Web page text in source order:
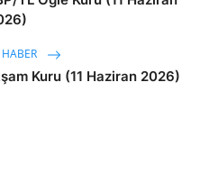
Kuru (11 Haziran 2026)